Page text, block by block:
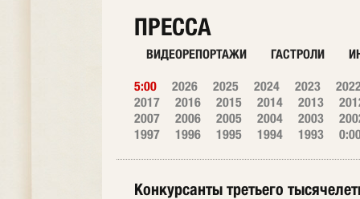
ПРЕССА
ВИДЕОРЕПОРТАЖИ ГАСТРОЛИ
5:00 2026 2025 2024 2023
2017
2016 2015 2014 2013
2007
2006 2005 2004 2003
1997
1996 1995 1994 1993
Конкурсанты третьего